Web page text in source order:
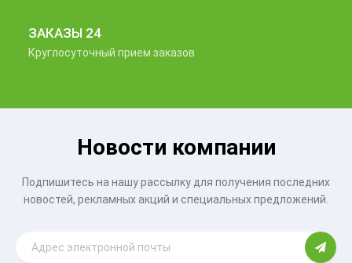
ЗАКАЗЫ 24
Круглосуточный прием заказов
Новости компании
Подпишитесь на нашу рассылку для получения последних
новостей, рекламных акций и специальных предложений.